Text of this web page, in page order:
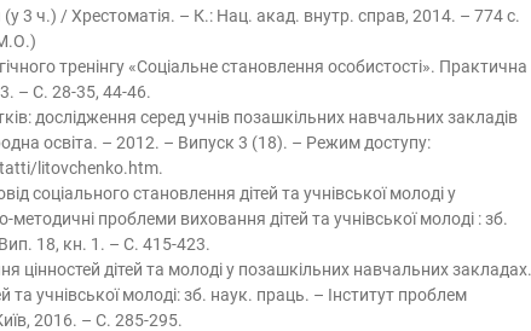
3 ч.) / Хрестоматія. – К.: Нац. акад. внутр. справ, 2014. – 774 с.
тренінгу «Соціальне становлення особистості». Практична
– С. 28-35, 44-46.
дослідження серед учнів позашкільних навчальних закладів
освіта. – 2012. – Випуск 3 (18). – Режим доступу:
litovchenko.htm.
соціального становлення дітей та учнівської молоді у
проблеми виховання дітей та учнівської молоді : зб.
18, кн. 1. – С. 415-423.
дітей та молоді у позашкільних навчальних закладах.
учнівської молоді: зб. наук. праць. – Інститут проблем
2016. – С. 285-295.